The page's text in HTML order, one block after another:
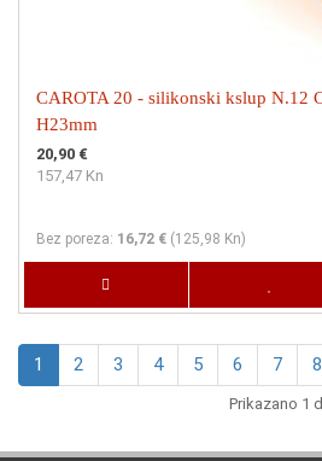
CAROTA 20 - silikonski kslup N.12
H23mm
20,90 €
157,47 Kn
Bez poreza: 16,72 € (125,98 Kn)
1 2 3 4 5 6 7 8
Prikazano 1